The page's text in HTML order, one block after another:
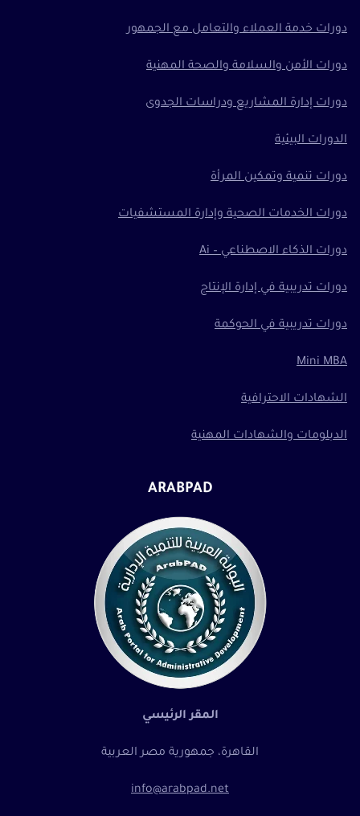
دورات خدمة العملاء والتعامل مع الجمهور
دورات الأمن والسلامة والصحة المهنية
دورات إدارة المشاريع ودراسات الجدوى
الدورات البيئية
دورات تنمية وتمكين المرأة
دورات الخدمات الصحية وإدارة المستشفيات
دورات الذكاء الاصطناعي – Ai
دورات تدريبية في إدارة الإنتاج
دورات تدريبية في الحوكمة
Mini MBA
الشهادات الاحترافية
الدبلومات والشهادات المهنية
ARABPAD
المقر الرئيسي
القاهرة، جمهورية مصر العربية
info@arabpad.net